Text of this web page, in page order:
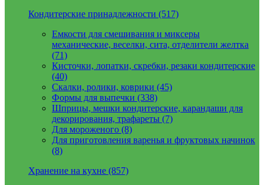
Кондитерские принадлежности (517)
Емкости для смешивания и миксеры
механические, веселки, сита, отделители желтка
(71)
Кисточки, лопатки, скребки, резаки кондитерские
(40)
Скалки, ролики, коврики (45)
Формы для выпечки (338)
Шприцы, мешки кондитерские, карандаши для
декорирования, трафареты (7)
Для мороженого (8)
Для приготовления варенья и фруктовых начинок
(8)
Хранение на кухне (857)